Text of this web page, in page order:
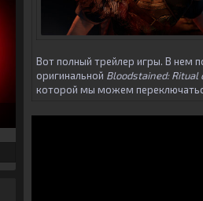
Вот полный трейлер игры. В нем
оригинальной Bloodstained: Ritual
которой мы можем